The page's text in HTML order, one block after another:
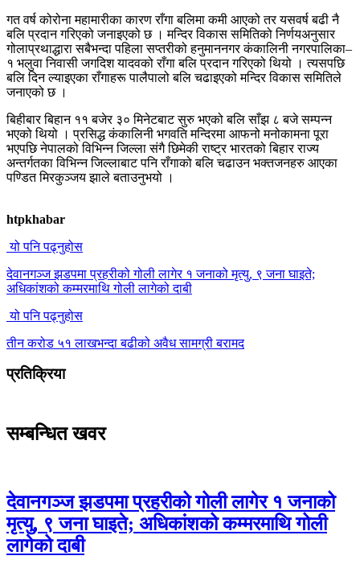
गत वर्ष कोरोना महामारीका कारण राँगा बलिमा कमी आएको तर यसवर्ष बढी नै
बलि प्रदान गरिएको जनाइएको छ । मन्दिर विकास समितिको निर्णयअनुसार
गोलाप्रथाद्धारा सबैभन्दा पहिला सप्तरीको हनुमाननगर कंकालिनी नगरपालिका–
१ भलुवा निवासी जगदिश यादवको राँगा बलि प्रदान गरिएको थियो । त्यसपछि
बलि दिन ल्याइएका राँगाहरू पालैपालो बलि चढाइएको मन्दिर विकास समितिले
जनाएको छ ।
बिहीबार बिहान ११ बजेर ३० मिनेटबाट सुरु भएको बलि साँझ ८ बजे सम्पन्न
भएको थियो । प्रसिद्ध कंकालिनी भगवति मन्दिरमा आफनो मनोकामना पूरा
भएपछि नेपालको विभिन्न जिल्ला संगै छिमेकी राष्ट्र भारतको बिहार राज्य
अन्तर्गतका विभिन्न जिल्लाबाट पनि राँगाको बलि चढाउन भक्तजनहरु आएका
पण्डित मिरकुञ्जय झाले बताउनुभयो ।
htpkhabar
यो पनि पढ्नुहोस
देवानगञ्ज झडपमा प्रहरीको गोली लागेर १ जनाको मृत्यु, ९ जना घाइते;
अधिकांशको कम्मरमाथि गोली लागेको दाबी
यो पनि पढ्नुहोस
तीन करोड ५१ लाखभन्दा बढीको अवैध सामग्री बरामद
प्रतिक्रिया
सम्बन्धित खवर
देवानगञ्ज झडपमा प्रहरीको गोली लागेर १ जनाको
मृत्यु, ९ जना घाइते; अधिकांशको कम्मरमाथि गोली
लागेको दाबी